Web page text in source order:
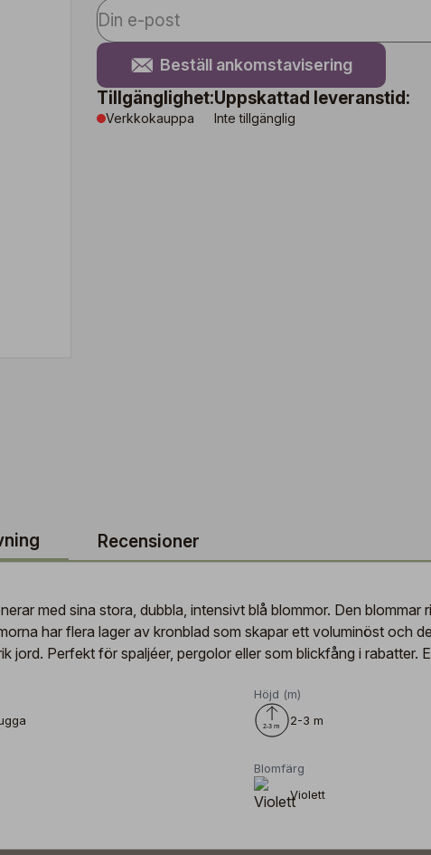
Beställ ankomstavisering
Tillgänglighet:
Verkkokauppa
Uppskattad leveranstid:
Inte tillgänglig
Recensioner
med sina stora, dubbla, intensivt blå blommor. Den blommar
har flera lager av kronblad som skapar ett voluminöst och
jord. Perfekt för spaljéer, pergolor eller som blickfång i rabatter.
Höjd (m)
2-3 m
Blomfärg
Violett